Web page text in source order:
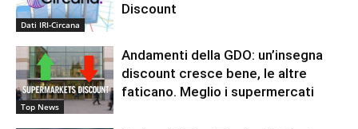
Dati IRI-Circana
Discount
Top News
Andamenti della GDO: un’insegna
discount cresce bene, le altre
faticano. Meglio i supermercati